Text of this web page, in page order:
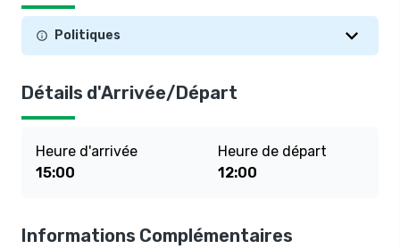
Politiques
Détails d'Arrivée/Départ
Heure d'arrivée
15:00
Heure de départ
12:00
Informations Complémentaires